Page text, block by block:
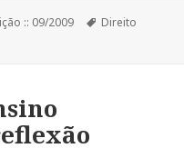
:: 09/2009 Tags
Direito